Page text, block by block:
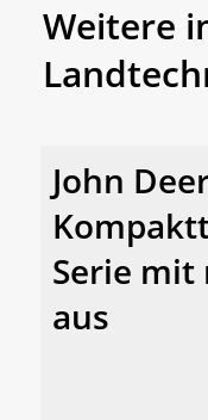
Weitere
John
Serie mit
aus